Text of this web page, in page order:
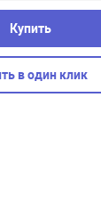
Купить
в один клик